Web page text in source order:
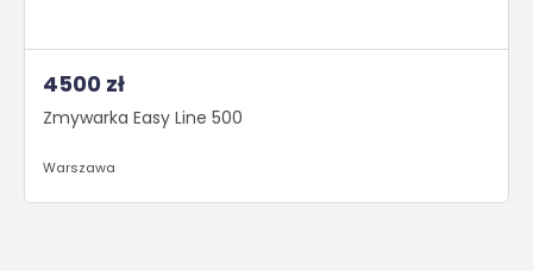
4500 zł
Zmywarka Easy Line 500
Warszawa